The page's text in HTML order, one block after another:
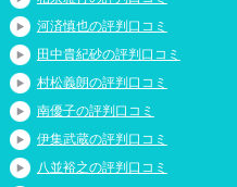
河済慎也の評判口コミ
田中貴紀砂の評判口コミ
村松義朗の評判口コミ
南優子の評判口コミ
伊集武蔵の評判口コミ
八並裕之の評判口コミ